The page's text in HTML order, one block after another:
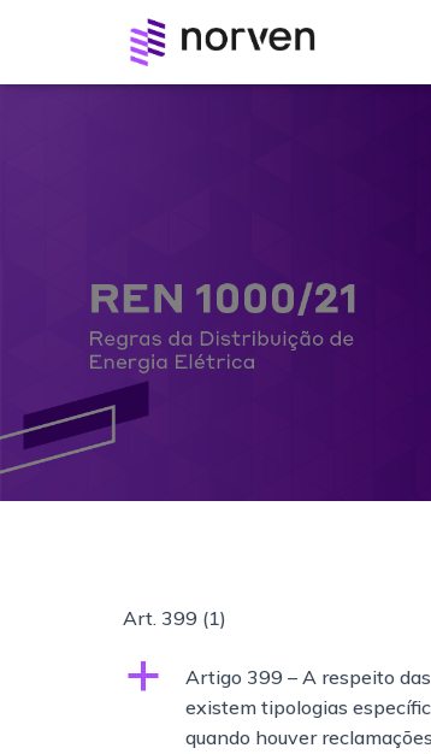
Art. 399 (1)
a
Artigo 399 – A respeito
existem tipologias
quando houver